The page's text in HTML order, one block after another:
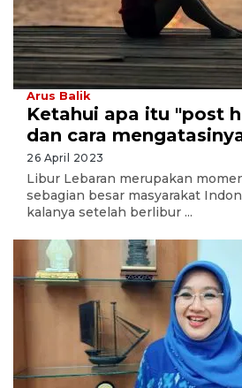
Arus Balik
Ketahui apa itu "post
dan cara
26 April 2023
Libur Lebaran merupakan
sebagian besar masyarakat
kalanya setelah berlibur ...